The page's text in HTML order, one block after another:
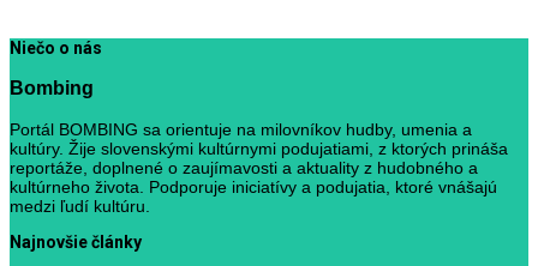
Niečo o nás
Bombing
Portál BOMBING sa orientuje na milovníkov hudby, umenia a
kultúry. Žije slovenskými kultúrnymi podujatiami, z ktorých prináša
reportáže, doplnené o zaujímavosti a aktuality z hudobného a
kultúrneho života. Podporuje iniciatívy a podujatia, ktoré vnášajú
medzi ľudí kultúru.
Najnovšie články